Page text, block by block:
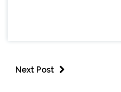
Next Post